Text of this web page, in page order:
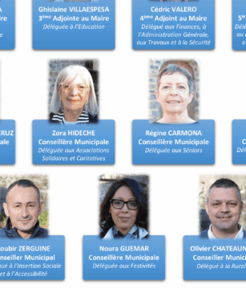
après le recensement.
à être inscrit sur les listes